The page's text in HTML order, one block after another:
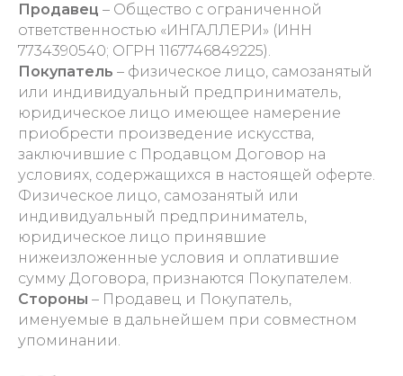
Продавец – Общество с ограниченной
ответственностью «ИНГАЛЛЕРИ» (ИНН
7734390540; ОГРН 1167746849225).
Покупатель – физическое лицо, самозанятый
или индивидуальный предприниматель,
юридическое лицо имеющее намерение
приобрести произведение искусства,
заключившие с Продавцом Договор на
условиях, содержащихся в настоящей оферте.
Физическое лицо, самозанятый или
индивидуальный предприниматель,
юридическое лицо принявшие
нижеизложенные условия и оплатившие
сумму Договора, признаются Покупателем.
Стороны – Продавец и Покупатель,
именуемые в дальнейшем при совместном
упоминании.